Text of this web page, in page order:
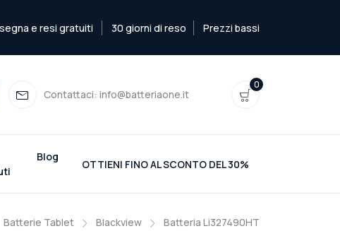
e resi gratuiti 30 giorni di reso Prezzi bassi
Contattaci: info@batteriaone.it
0
Blog
OTTIENI FINO AL SCONTO DEL 30%
Batterie Tablet Blackview Batteria Li327490HT